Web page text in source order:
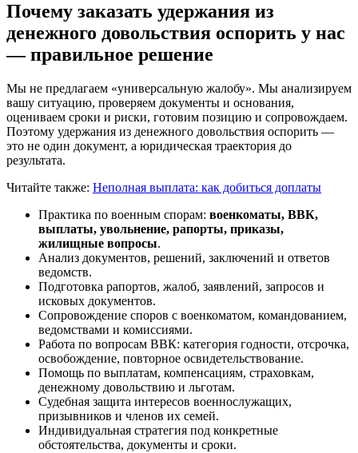
Почему заказать удержания из
денежного довольствия оспорить у нас
— правильное решение
Мы не предлагаем «универсальную жалобу». Мы анализируем
вашу ситуацию, проверяем документы и основания,
оцениваем сроки и риски, готовим позицию и сопровождаем.
Поэтому удержания из денежного довольствия оспорить —
это не один документ, а юридическая траектория до
результата.
Читайте также: Неполная выплата: как добиться доплаты
Практика по военным спорам: военкоматы, ВВК,
выплаты, увольнение, рапорты, приказы,
жилищные вопросы.
Анализ документов, решений, заключений и ответов
ведомств.
Подготовка рапортов, жалоб, заявлений, запросов и
исковых документов.
Сопровождение споров с военкоматом, командованием,
ведомствами и комиссиями.
Работа по вопросам ВВК: категория годности, отсрочка,
освобождение, повторное освидетельствование.
Помощь по выплатам, компенсациям, страховкам,
денежному довольствию и льготам.
Судебная защита интересов военнослужащих,
призывников и членов их семей.
Индивидуальная стратегия под конкретные
обстоятельства, документы и сроки.